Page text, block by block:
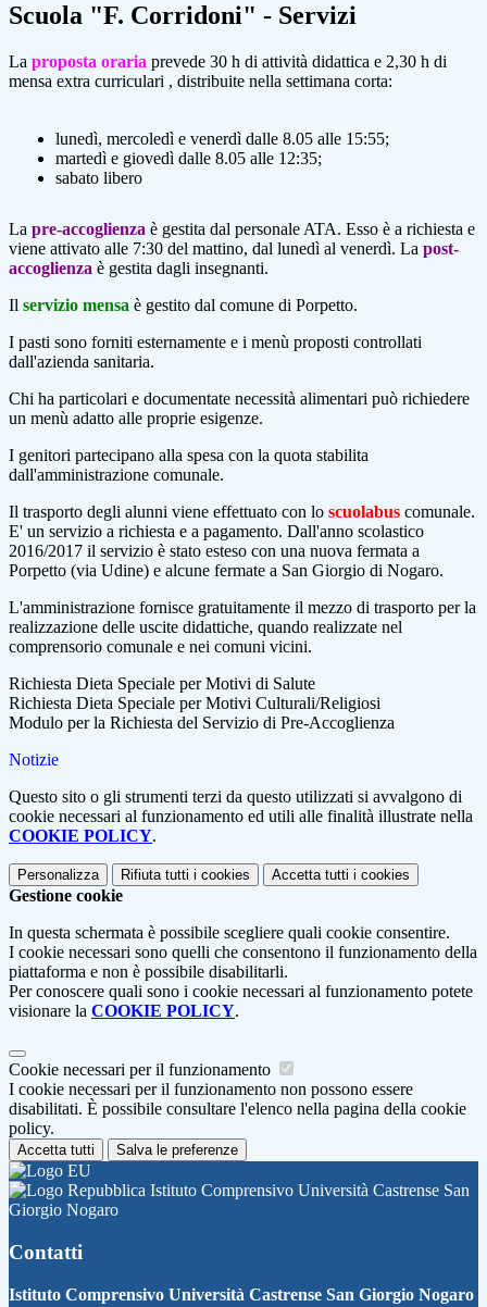
Scuola "F. Corridoni" - Servizi
La proposta oraria prevede 30 h di attività didattica e 2,30 h di
mensa extra curriculari , distribuite nella settimana corta:
lunedì, mercoledì e venerdì dalle 8.05 alle 15:55;
martedì e giovedì dalle 8.05 alle 12:35;
sabato libero
La pre-accoglienza è gestita dal personale ATA. Esso è a richiesta e
viene attivato alle 7:30 del mattino, dal lunedì al venerdì. La post-
accoglienza è gestita dagli insegnanti.
Il servizio mensa è gestito dal comune di Porpetto.
I pasti sono forniti esternamente e i menù proposti controllati
dall'azienda sanitaria.
Chi ha particolari e documentate necessità alimentari può richiedere
un menù adatto alle proprie esigenze.
I genitori partecipano alla spesa con la quota stabilita
dall'amministrazione comunale.
Il trasporto degli alunni viene effettuato con lo scuolabus comunale.
E' un servizio a richiesta e a pagamento. Dall'anno scolastico
2016/2017 il servizio è stato esteso con una nuova fermata a
Porpetto (via Udine) e alcune fermate a San Giorgio di Nogaro.
L'amministrazione fornisce gratuitamente il mezzo di trasporto per la
realizzazione delle uscite didattiche, quando realizzate nel
comprensorio comunale e nei comuni vicini.
Richiesta Dieta Speciale per Motivi di Salute
Richiesta Dieta Speciale per Motivi Culturali/Religiosi
Modulo per la Richiesta del Servizio di Pre-Accoglienza
Notizie
Questo sito o gli strumenti terzi da questo utilizzati si avvalgono di
cookie necessari al funzionamento ed utili alle finalità illustrate nella
COOKIE POLICY.
Personalizza Rifiuta tutti i cookies Accetta tutti i cookies
Gestione cookie
In questa schermata è possibile scegliere quali cookie consentire.
I cookie necessari sono quelli che consentono il funzionamento della
piattaforma e non è possibile disabilitarli.
Per conoscere quali sono i cookie necessari al funzionamento potete
visionare la COOKIE POLICY.
Cookie necessari per il funzionamento
I cookie necessari per il funzionamento non possono essere
disabilitati. È possibile consultare l'elenco nella pagina della cookie
policy.
Accetta tutti Salva le preferenze
Istituto Comprensivo Università Castrense San
Giorgio Nogaro
Contatti
Istituto Comprensivo Università Castrense San Giorgio Nogaro